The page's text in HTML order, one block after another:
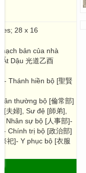
28 x 16
bản của nhà
Dậu 光道乙酉
Thánh hiền bộ [聖賢
thường bộ [倫常部]
[夫婦], Sư đệ [師弟],
Nhân sự bộ [人事部]-
Chính trị bộ [政治部]
祀]- Y phục bộ [衣服